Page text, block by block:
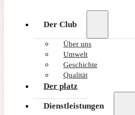
Der Club
Über uns
Umwelt
Geschichte
Qualität
Der platz
Dienstleistungen